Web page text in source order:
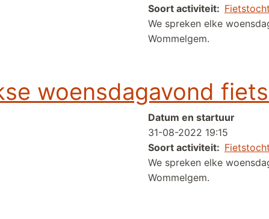
Soort activiteit
Fietstocht
We spreken elke
Wommelgem.
woensdagavond fietstocht (2022/28)
woensdagavond
Datum en startuur
31-08-2022 19:15
Soort activiteit
Fietstocht
We spreken elke
Wommelgem.
woensdagavond fietstocht (2022/26)